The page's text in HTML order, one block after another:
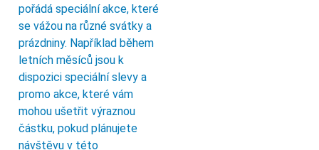
pořádá speciální akce, které
se vážou na různé svátky a
prázdniny. Například během
letních měsíců jsou k
dispozici speciální slevy a
promo akce, které vám
mohou ušetřit výraznou
částku, pokud plánujete
návštěvu v této